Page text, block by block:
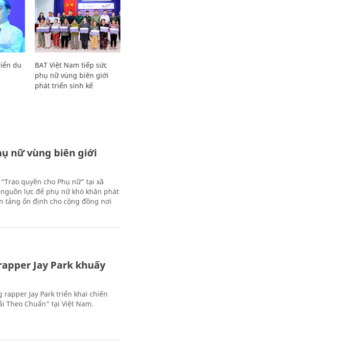
du
BAT Việt Nam tiếp sức
phụ nữ vùng biên giới
phát triển sinh kế
nữ vùng biên giới
quyền cho Phụ nữ” tại xã
lực để phụ nữ khó khăn phát
tảng ổn định cho cộng đồng nơi
Jay Park khuấy
Jay Park triển khai chiến
Theo Chuẩn” tại Việt Nam.